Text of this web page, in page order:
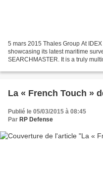
5 mars 2015 Thales Group At
showcasing its latest maritime
SEARCHMASTER. It is a truly
La « French Touch »
Publié le 05/03/2015 à 08:45
Par RP Defense